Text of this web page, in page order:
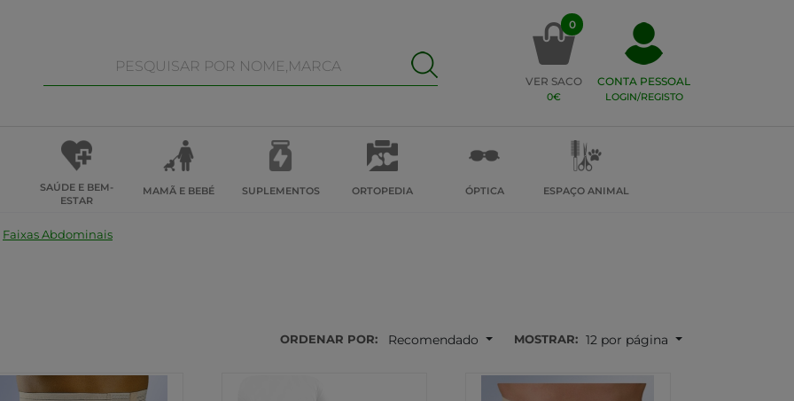
0
VER SACO
0€
CONTA PESSOAL
LOGIN/REGISTO
SAÚDE E BEM-
ESTAR
MAMÃ E BEBÉ SUPLEMENTOS ORTOPEDIA ÓPTICA ESPAÇO ANIMAL
Faixas Abdominais
ORDENAR POR: Recomendado MOSTRAR: 12 por página